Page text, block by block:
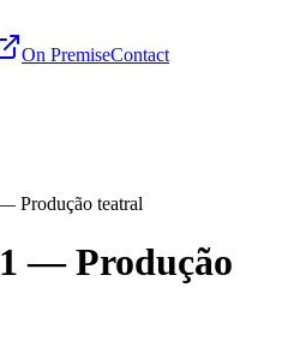
On PremiseContact
Produção teatral
— Produção